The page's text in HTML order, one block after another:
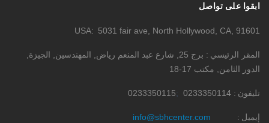
ابقوا على تواصل
USA 5031 fair ave, North Hollywood, CA, 91601
المقر الرئيسي
برج 25, شارع عبد المنعم رياض, المهندسين, الجيزة,
الدور الثامن, مكتب 17-18
تليفون 0233350114
0233350115
إيميل info@sbhcenter.com